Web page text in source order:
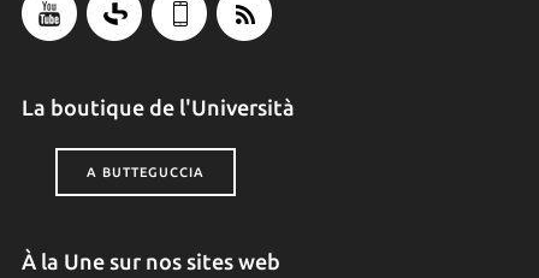
La boutique de l'Università
A BUTTEGUCCIA
À la Une sur nos sites web